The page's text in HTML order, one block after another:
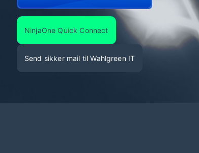
NinjaOne Quick Connect
Send sikker mail til Wahlgreen IT